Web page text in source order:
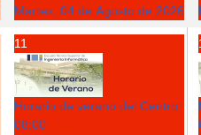
Martes, 04 de Agosto de 2026
11
Horario de verano del Centro
08:00